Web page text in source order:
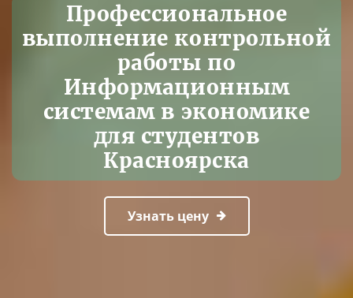
Профессиональное
выполнение контрольной
работы по
Информационным
системам в экономике
для студентов
Красноярска
Узнать цену